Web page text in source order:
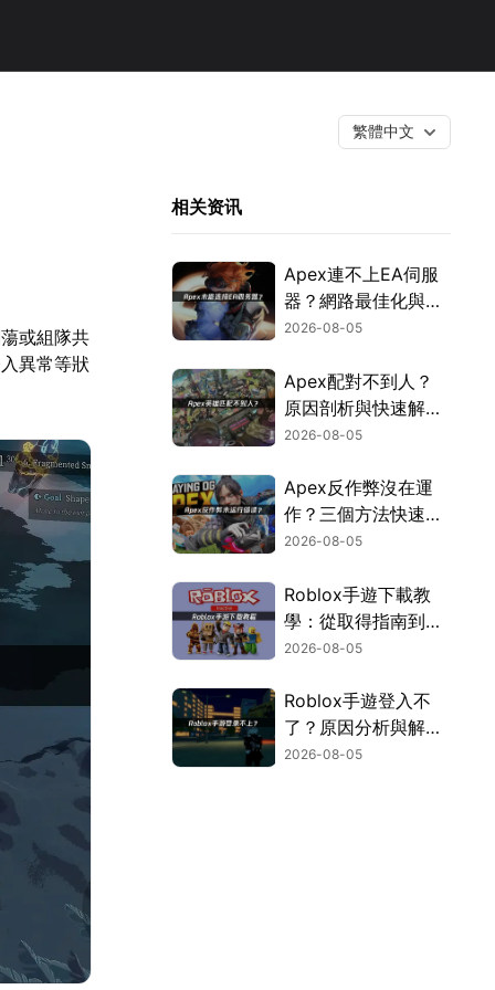
繁體中文
或組隊共
異常等狀
相关资讯
Apex連不上EA伺服
器？網路最佳化與疑
難排解全攻略！
2026-08-05
Apex配對不到人？
原因剖析與快速解決
方式！
2026-08-05
Apex反作弊沒在運
作？三個方法快速解
決！
2026-08-05
Roblox手遊下載教
學：從取得指南到登
入疑難排解！
2026-08-05
Roblox手遊登入不
了？原因分析與解決
方案！
2026-08-05